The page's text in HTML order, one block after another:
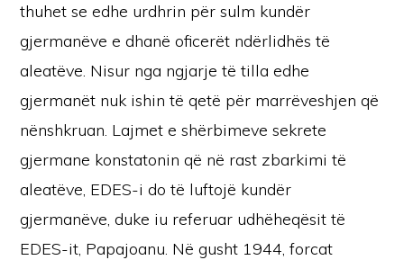
thuhet se edhe urdhrin për sulm kundër
gjermanëve e dhanë oficerët ndërlidhës të
aleatëve. Nisur nga ngjarje të tilla edhe
gjermanët nuk ishin të qetë për marrëveshjen që
nënshkruan. Lajmet e shërbimeve sekrete
gjermane konstatonin që në rast zbarkimi të
aleatëve, EDES-i do të luftojë kundër
gjermanëve, duke iu referuar udhëheqësit të
EDES-it, Papajoanu. Në gusht 1944, forcat